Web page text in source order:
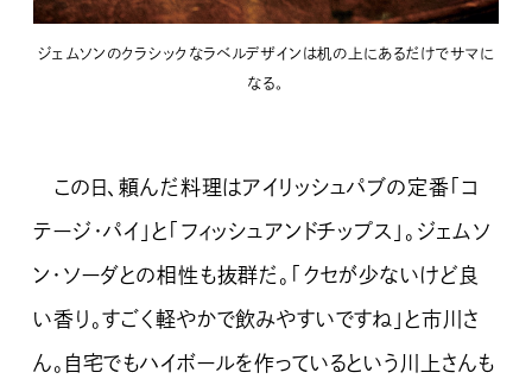
ジェムソンのクラシックなラベルデザインは机の上にあるだけでサマに
なる。
この日、頼んだ料理はアイリッシュパブの定番「コ
テージ・パイ」と「フィッシュアンドチップス」。ジェムソ
ン・ソーダとの相性も抜群だ。「クセが少ないけど良
い香り。すごく軽やかで飲みやすいですね」と市川さ
ん。自宅でもハイボールを作っているという川上さんも